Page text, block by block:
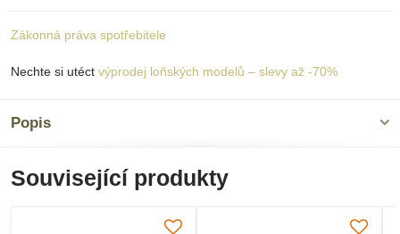
Zákonná práva spotřebitele
Nechte si utéct výprodej loňských modelů – slevy až -70%
Popis
Související produkty